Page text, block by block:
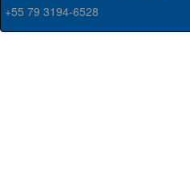
+55 79 3194-6528